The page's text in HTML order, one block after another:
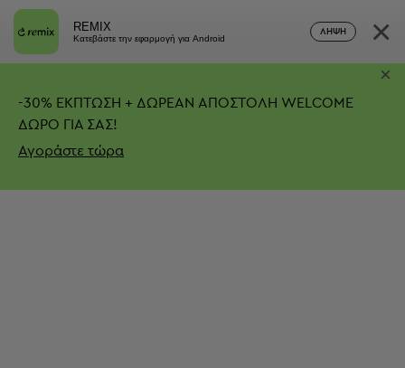
REMIX
Κατεβάστε την εφαρμογή για Android
ΛΉΨΗ ×
-30% ΕΚΠΤΩΣΗ + ΔΩΡΕΑΝ ΑΠΟΣΤΟΛΗ WELCOME
ΔΩΡΟ ΓΙΑ ΣΑΣ!
Αγοράστε τώρα
×